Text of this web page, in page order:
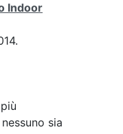
Indoor
sia